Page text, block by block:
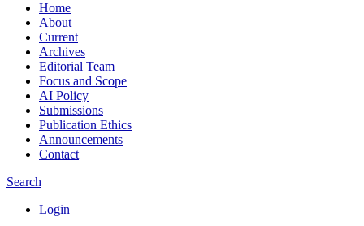
Home
About
Current
Archives
Editorial Team
Focus and Scope
AI Policy
Submissions
Publication Ethics
Announcements
Contact
Search
Login